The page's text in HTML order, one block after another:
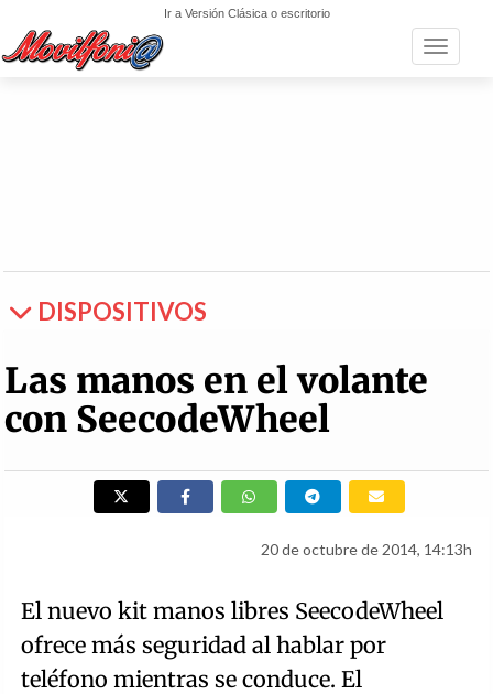
Ir a Versión Clásica o escritorio
Toggle
DISPOSITIVOS
Las manos en el volante
con SeecodeWheel
20 de octubre de 2014, 14:13h
El nuevo kit manos libres SeecodeWheel
ofrece más seguridad al hablar por
teléfono mientras se conduce. El